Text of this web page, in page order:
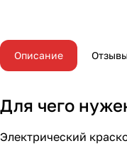
Описание Отзывы
Для чего
Электрический